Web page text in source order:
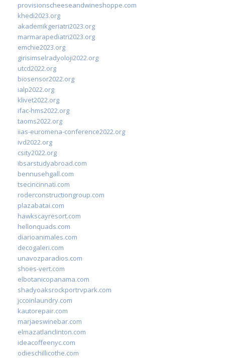
provisionscheeseandwineshoppe.com
khedi2023.org
akademikgeriatri2023.org
marmarapediatri2023.org
emchie2023.org
girisimselradyoloji2022.org
utcd2022.org
biosensor2022.org
ialp2022.org
klivet2022.org
ifac-hms2022.org
taoms2022.org
iias-euromena-conference2022.org
ivd2022.org
csity2022.org
ibsarstudyabroad.com
bennusehgall.com
tsecincinnati.com
roderconstructiongroup.com
plazabatai.com
hawkscayresort.com
hellonquads.com
diarioanimales.com
decogaleri.com
unavozparadios.com
shoes-vert.com
elbotanicopanama.com
shadyoaksrockportrvpark.com
jccoinlaundry.com
kautorepair.com
marjaeswinebar.com
elmazatlanclinton.com
ideacoffeenyc.com
odieschillicothe.com